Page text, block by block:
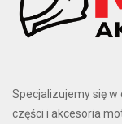
Specjalizujemy się
części i akcesoria